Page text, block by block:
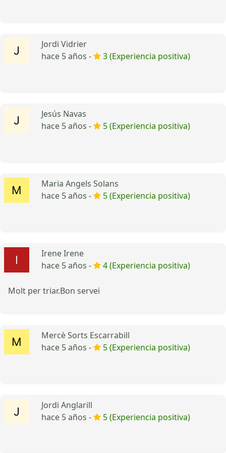
Jordi Vidrier
hace 5 años -
3 (Experiencia positiva)
Jesús Navas
hace 5 años -
5 (Experiencia positiva)
Maria Angels Solans
hace 5 años -
5 (Experiencia positiva)
Irene Irene
hace 5 años -
4 (Experiencia positiva)
Molt per triar.Bon servei
Mercè Sorts Escarrabill
hace 5 años -
5 (Experiencia positiva)
Jordi Anglarill
hace 5 años -
5 (Experiencia positiva)